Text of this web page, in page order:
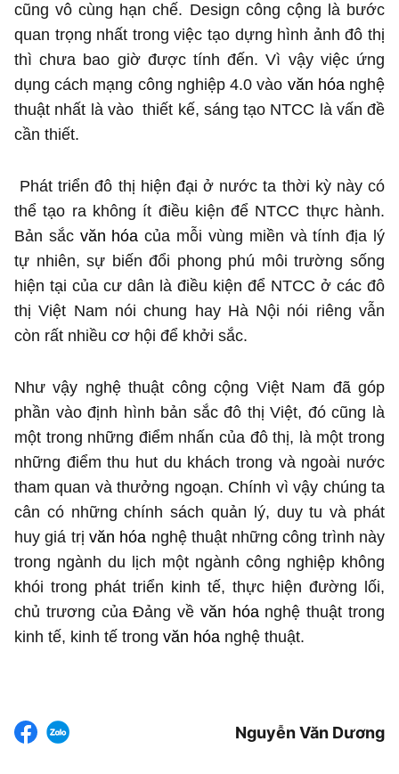
cũng vô cùng hạn chế. Design công cộng là bước
quan trọng nhất trong việc tạo dựng hình ảnh đô thị
thì chưa bao giờ được tính đến. Vì vậy việc ứng
dụng cách mạng công nghiệp 4.0 vào văn hóanghệ
thuật nhất là vào thiết kế, sáng tạo NTCC là vấn đề
cần thiết.
Phát triển đô thị hiện đại ở nước ta thời kỳ này có
thể tạo ra không ít điều kiện để NTCC thực hành.
Bản sắc văn hóa của mỗi vùng miền và tính địa lý
tự nhiên, sự biến đổi phong phú môi trường sống
hiện tại của cư dân là điều kiện để NTCC ở các đô
thị Việt Nam nói chung hay Hà Nội nói riêng vẫn
còn rất nhiều cơ hội để khởi sắc.
Như vậy nghệ thuật công cộng Việt Nam đã góp
phần vào định hình bản sắc đô thị Việt, đó cũng là
một trong những điểm nhấn của đô thị, là một trong
những điểm thu hut du khách trong và ngoài nước
tham quan và thưởng ngoạn. Chính vì vậy chúng ta
cân có những chính sách quản lý, duy tu và phát
huy giá trị văn hóa nghệ thuật những công trình này
trong ngành du lịch một ngành công nghiệp không
khói trong phát triển kinh tế, thực hiện đường lối,
chủ trương của Đảng về văn hóanghệ thuật trong
kinh tế, kinh tế trong văn hóa nghệ thuật.
Nguyễn Văn Dương